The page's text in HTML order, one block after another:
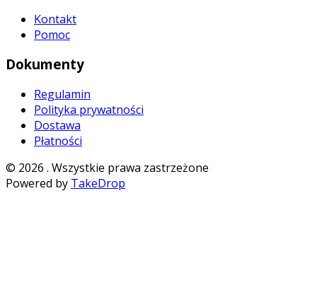
Kontakt
Pomoc
Dokumenty
Regulamin
Polityka prywatności
Dostawa
Płatności
© 2026 . Wszystkie prawa zastrzeżone
Powered by TakeDrop